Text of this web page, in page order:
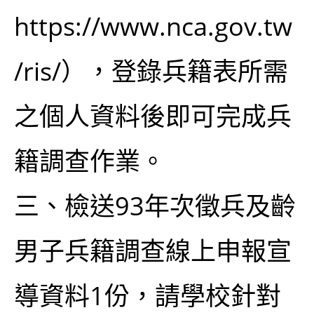
https://www.nca.gov.tw
/ris/），登錄兵籍表所需
之個人資料後即可完成兵
籍調查作業。
三、檢送93年次徵兵及齡
男子兵籍調查線上申報宣
導資料1份，請學校針對